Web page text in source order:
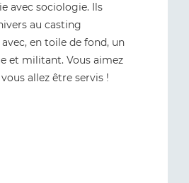
avec sociologie. Ils
au casting
en toile de fond, un
et militant. Vous aimez
allez être servis !